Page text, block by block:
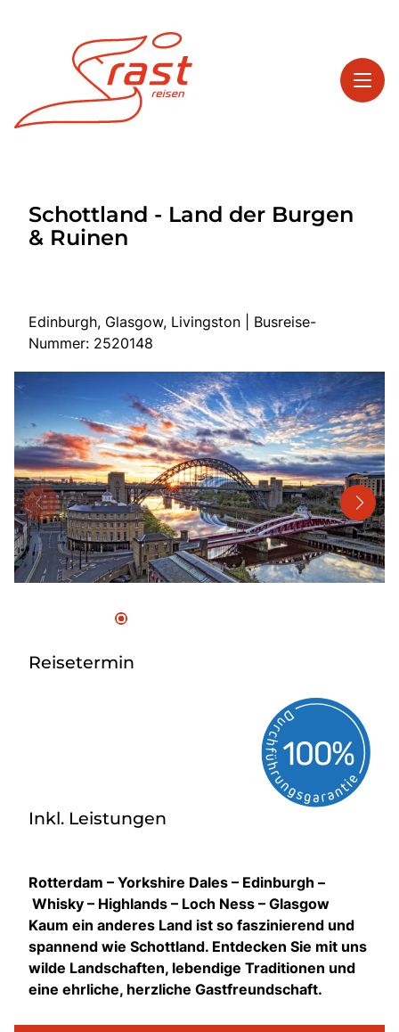
Highlights
Service
Mehrtagesreisen
Bus anmieten
Linienverkehr
Service
Kontakt
Schottland - Land der Burgen
& Ruinen
Edinburgh, Glasgow, Livingston | Busreise-
Nummer: 2520148
Reisetermin
Inkl. Leistungen
Rotterdam – Yorkshire Dales – Edinburgh –
Whisky – Highlands – Loch Ness – Glasgow
Kaum ein anderes Land ist so faszinierend und
spannend wie Schottland. Entdecken Sie mit uns
wilde Landschaften, lebendige Traditionen und
eine ehrliche, herzliche Gastfreundschaft.